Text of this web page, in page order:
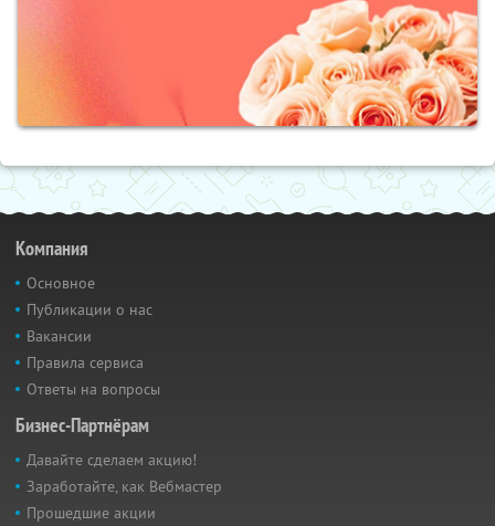
Компания
Основное
Публикации о нас
Вакансии
Правила сервиса
Ответы на вопросы
Бизнес-Партнёрам
Давайте сделаем акцию!
Заработайте, как Вебмастер
Прошедшие акции